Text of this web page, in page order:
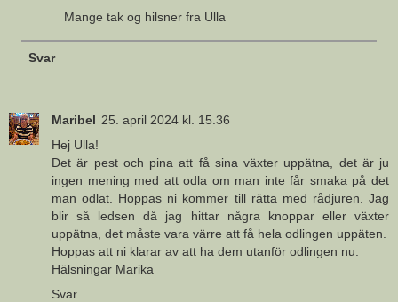
Mange tak og hilsner fra Ulla
Svar
Maribel 25. april 2024 kl. 15.36
Hej Ulla!
Det är pest och pina att få sina växter uppätna, det är ju
ingen mening med att odla om man inte får smaka på det
man odlat. Hoppas ni kommer till rätta med rådjuren. Jag
blir så ledsen då jag hittar några knoppar eller växter
uppätna, det måste vara värre att få hela odlingen uppäten.
Hoppas att ni klarar av att ha dem utanför odlingen nu.
Hälsningar Marika
Svar